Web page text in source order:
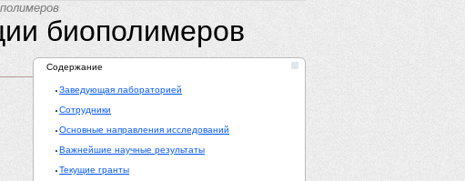
биополимеров
Содержание
Заведующая лабораторией
Сотрудники
Основные направления исследований
Важнейшие научные результаты
Текущие гранты